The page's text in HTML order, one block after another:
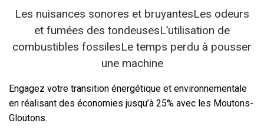
Les nuisances sonores et bruyantesLes odeurs
et fumées des tondeusesL’utilisation de
combustibles fossilesLe temps perdu à pousser
une machine
Engagez votre transition énergétique et environnementale
en réalisant des économies jusqu’à 25% avec les Moutons-
Gloutons.